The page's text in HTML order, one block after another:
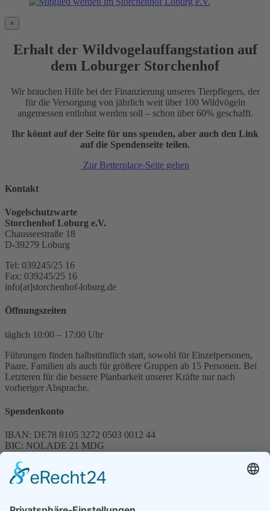
×
Erhalt der Wildvogelauffangstation auf
dem Loburger Storchenhof
Wir brauchen Hilfe bei der Finanzierung unseres Tierpflegers, der
für die Versorgung von jährlich weit über 100 Wildvögeln
angemessen entlohnt werden soll – schon über 60% geschafft.
Ihr könnt auf der Seite für uns spenden, aber auch den Link
auf die Spendenseite teilen.
Zur Betterplace-Seite gehen
Kontakt
Vogelschutzwarte
Storchenhof Loburg e.V.
Chausseestraße 18
D-39279 Loburg
Tel: 039245/25 16
Fax: 039245/25 16
info[at]storchenhof-loburg.de
Öffnungszeiten
täglich 10:00 – 17:00 Uhr
Führungen finden halbstündlich statt, sowohl für Einzelpersonen,
Paare, Familien als auch für größere Gruppen ab 15 Personen. Bei
Letzteren für die bessere Planbarkeit unserer Kräfte nur nach
vorheriger Absprache.
Spendenkonto
IBAN: DE78 8105 3272 0503 0012 44
BIC: NOLADE 21 MDG
Spenden können steuerlich abgesetzt werden